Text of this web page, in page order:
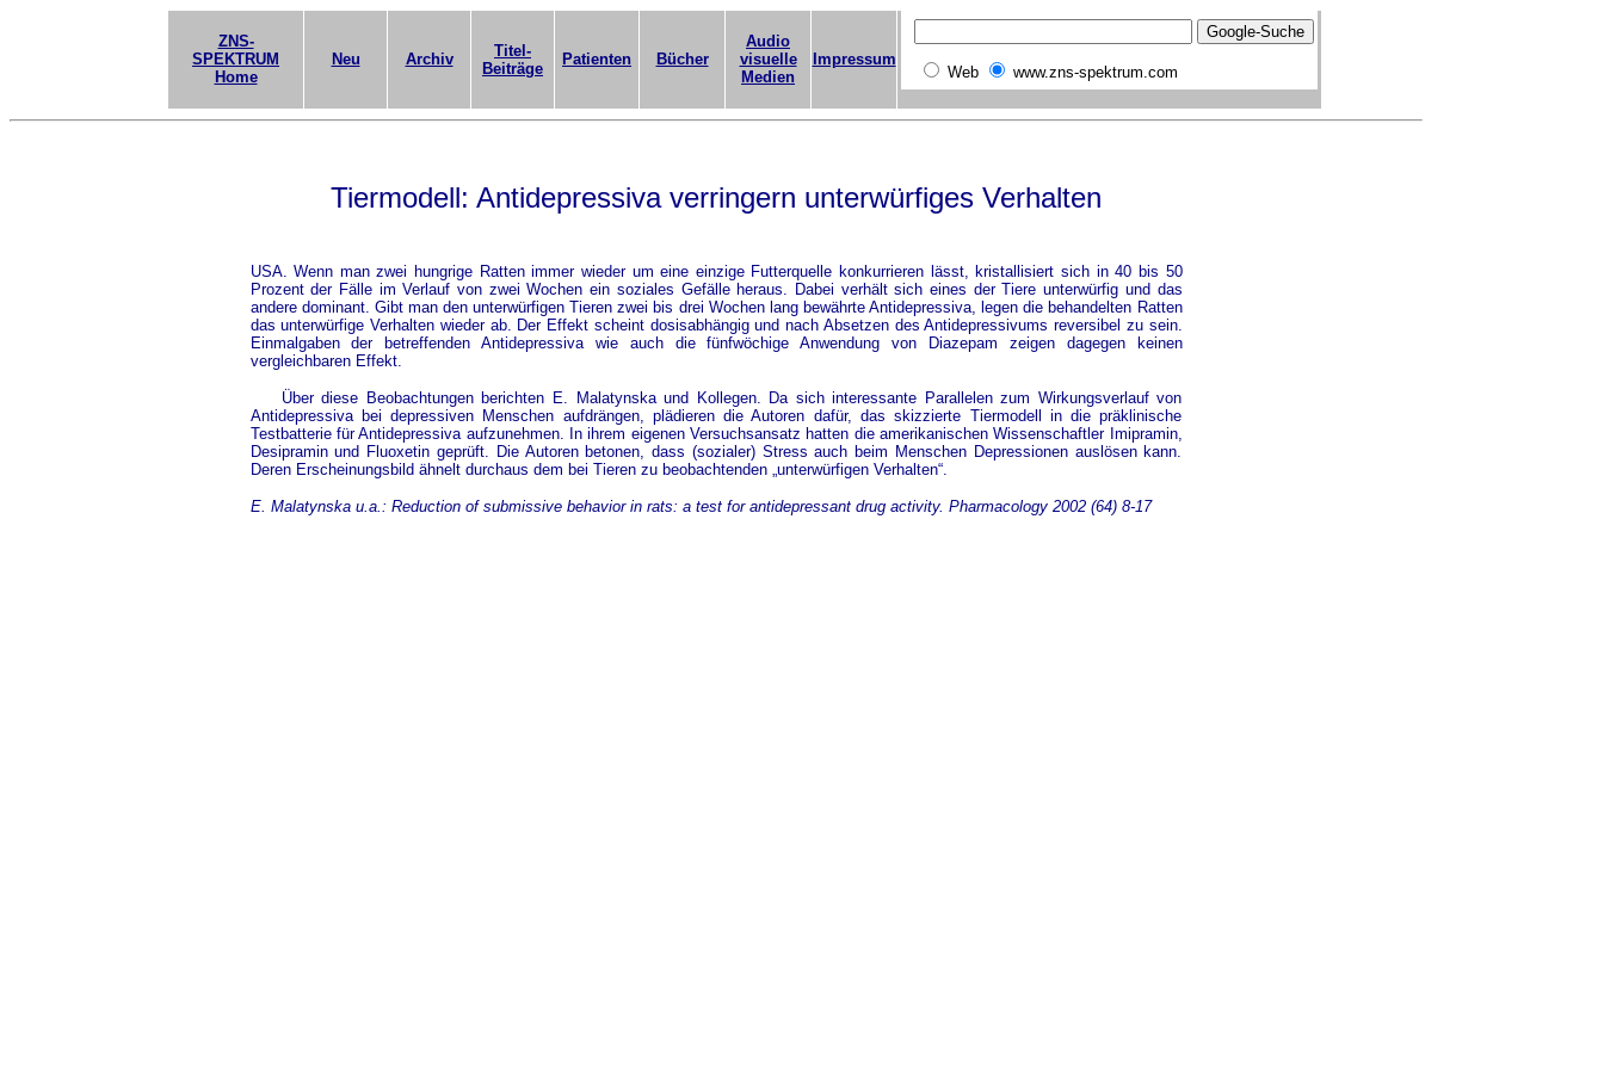
ZNS-
SPEKTRUM
Home
Neu Archiv
Titel-
Beiträge
Patienten Bücher
Audio
visuelle
Medien
Impressum
Web www.zns-spektrum.com
Tiermodell: Antidepressiva verringern unterwürfiges Verhalten
USA. Wenn man zwei hungrige Ratten immer wieder um eine einzige Futterquelle konkurrieren lässt, kristallisiert sich in 40 bis 50
Prozent der Fälle im Verlauf von zwei Wochen ein soziales Gefälle heraus. Dabei verhält sich eines der Tiere unterwürfig und das
andere dominant. Gibt man den unterwürfigen Tieren zwei bis drei Wochen lang bewährte Antidepressiva, legen die behandelten Ratten
das unterwürfige Verhalten wieder ab. Der Effekt scheint dosisabhängig und nach Absetzen des Antidepressivums reversibel zu sein.
Einmalgaben der betreffenden Antidepressiva wie auch die fünfwöchige Anwendung von Diazepam zeigen dagegen keinen
vergleichbaren Effekt.
Über diese Beobachtungen berichten E. Malatynska und Kollegen. Da sich interessante Parallelen zum Wirkungsverlauf von
Antidepressiva bei depressiven Menschen aufdrängen, plädieren die Autoren dafür, das skizzierte Tiermodell in die präklinische
Testbatterie für Antidepressiva aufzunehmen. In ihrem eigenen Versuchsansatz hatten die amerikanischen Wissenschaftler Imipramin,
Desipramin und Fluoxetin geprüft. Die Autoren betonen, dass (sozialer) Stress auch beim Menschen Depressionen auslösen kann.
Deren Erscheinungsbild ähnelt durchaus dem bei Tieren zu beobachtenden „unterwürfigen Verhalten“.
E. Malatynska u.a.: Reduction of submissive behavior in rats: a test for antidepressant drug activity. Pharmacology 2002 (64) 8-17